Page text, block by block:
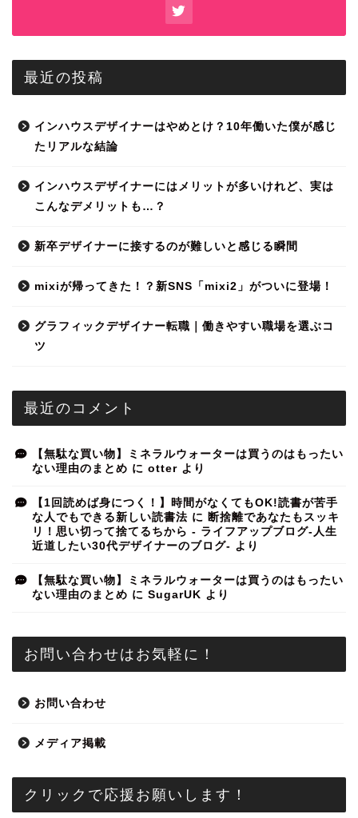
最近の投稿
インハウスデザイナーはやめとけ？10年働いた僕が感じ
たリアルな結論
インハウスデザイナーにはメリットが多いけれど、実は
こんなデメリットも…？
新卒デザイナーに接するのが難しいと感じる瞬間
mixiが帰ってきた！？新SNS「mixi2」がついに登場！
グラフィックデザイナー転職｜働きやすい職場を選ぶコ
ツ
最近のコメント
【無駄な買い物】ミネラルウォーターは買うのはもったい
ない理由のまとめ に otter より
【1回読めば身につく！】時間がなくてもOK!読書が苦手
な人でもできる新しい読書法 に 断捨離であなたもスッキ
リ！思い切って捨てるちから - ライフアップブログ-人生
近道したい30代デザイナーのブログ- より
【無駄な買い物】ミネラルウォーターは買うのはもったい
ない理由のまとめ に SugarUK より
お問い合わせはお気軽に！
お問い合わせ
メディア掲載
クリックで応援お願いします！